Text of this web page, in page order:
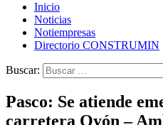
Inicio
Noticias
Notiempresas
Directorio CONSTRUMIN
Buscar:
Pasco: Se atiende
carretera Oyón –